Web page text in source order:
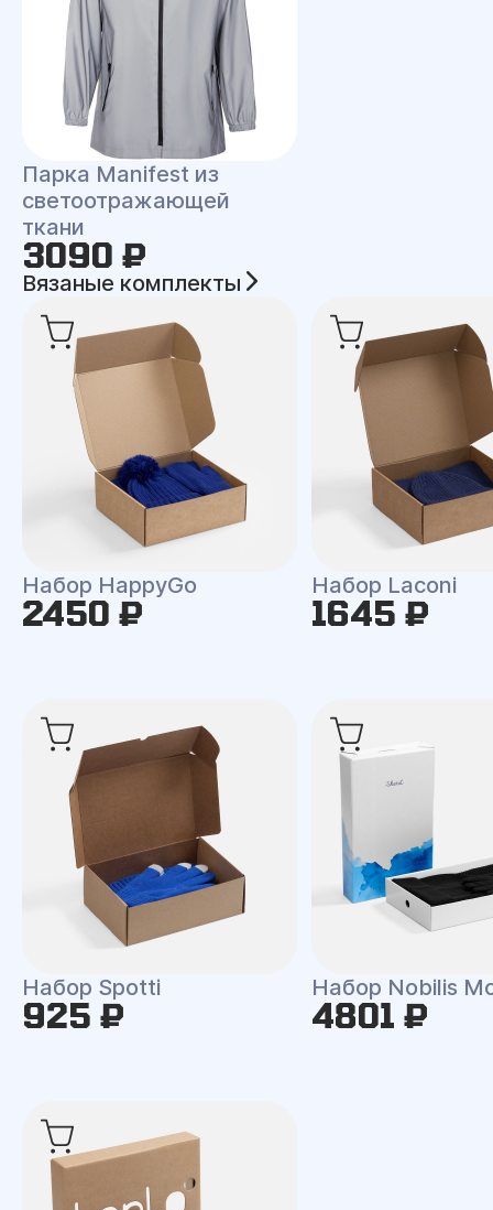
Парка Manifest из
светоотражающей
ткани
3090 ₽
Вязаные комплекты
Набор HappyGo
2450 ₽
Набор Laconi
1645 ₽
Набор Spotti
925 ₽
Набор Nobilis
4801 ₽